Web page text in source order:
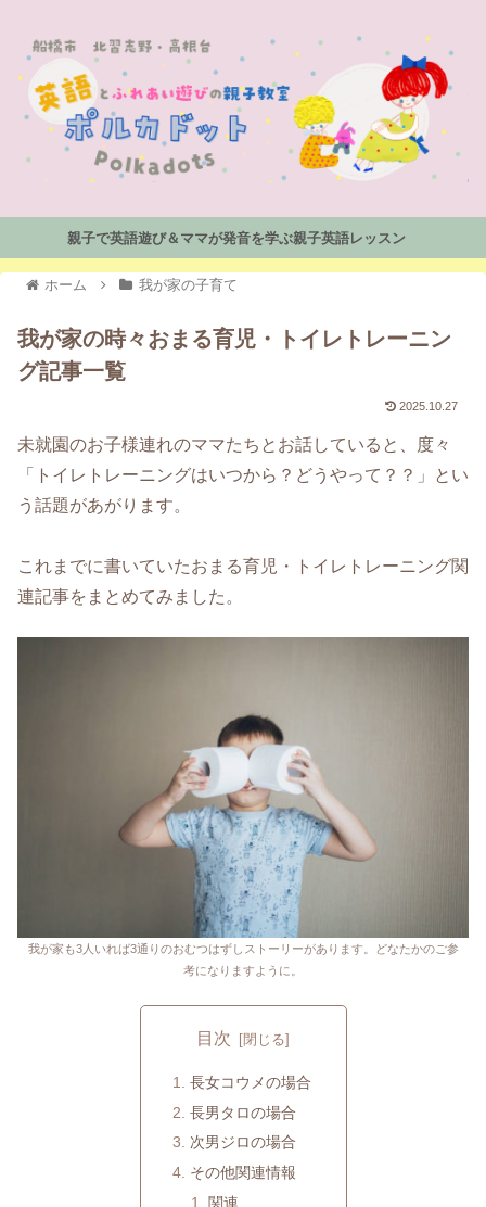
親子で英語遊び＆ママが発音を学ぶ親子英語レッスン
ホーム 我が家の子育て
我が家の時々おまる育児・トイレトレーニン
グ記事一覧
2025.10.27
未就園のお子様連れのママたちとお話していると、度々
「トイレトレーニングはいつから？どうやって？？」とい
う話題があがります。
これまでに書いていたおまる育児・トイレトレーニング関
連記事をまとめてみました。
我が家も3人いれば3通りのおむつはずしストーリーがあります。どなたかのご参
考になりますように。
目次
長女コウメの場合
長男タロの場合
次男ジロの場合
その他関連情報
関連